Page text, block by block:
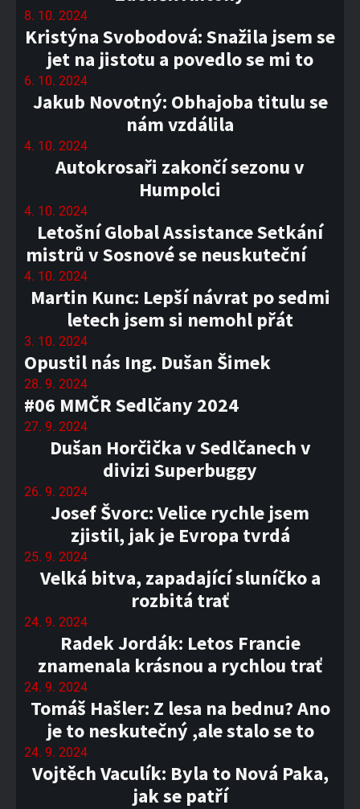
8. 10. 2024
Kristýna Svobodová: Snažila jsem se
jet na jistotu a povedlo se mi to
6. 10. 2024
Jakub Novotný: Obhajoba titulu se
nám vzdálila
4. 10. 2024
Autokrosaři zakončí sezonu v
Humpolci
4. 10. 2024
Letošní Global Assistance Setkání
mistrů v Sosnové se neuskuteční
4. 10. 2024
Martin Kunc: Lepší návrat po sedmi
letech jsem si nemohl přát
3. 10. 2024
Opustil nás Ing. Dušan Šimek
28. 9. 2024
#06 MMČR Sedlčany 2024
27. 9. 2024
Dušan Horčička v Sedlčanech v
divizi Superbuggy
26. 9. 2024
Josef Švorc: Velice rychle jsem
zjistil, jak je Evropa tvrdá
25. 9. 2024
Velká bitva, zapadající sluníčko a
rozbitá trať
24. 9. 2024
Radek Jordák: Letos Francie
znamenala krásnou a rychlou trať
24. 9. 2024
Tomáš Hašler: Z lesa na bednu? Ano
je to neskutečný ,ale stalo se to
24. 9. 2024
Vojtěch Vaculík: Byla to Nová Paka,
jak se patří